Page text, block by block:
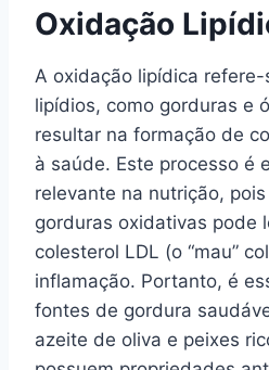
Oxidação
A oxidação lipídica
lipídios, como gorduras e
resultar na formação de
à saúde. Este processo é
relevante na nutrição,
gorduras oxidativas pode
colesterol LDL (o “mau”
inflamação. Portanto, é
fontes de gordura
azeite de oliva e peixes